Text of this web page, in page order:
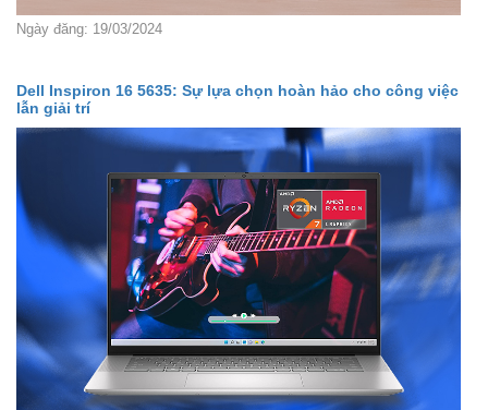
Ngày đăng: 19/03/2024
Dell Inspiron 16 5635: Sự lựa chọn hoàn hảo cho công việc
lẫn giải trí